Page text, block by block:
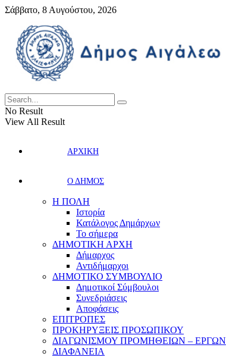
Σάββατο, 8 Αυγούστου, 2026
No Result
View All Result
ΑΡΧΙΚΗ
Ο ΔΗΜΟΣ
Η ΠΟΛΗ
Ιστορία
Κατάλογος Δημάρχων
Το σήμερα
ΔΗΜΟΤΙΚΗ ΑΡΧΗ
Δήμαρχος
Αντιδήμαρχοι
ΔΗΜΟΤΙΚΟ ΣΥΜΒΟΥΛΙΟ
Δημοτικοί Σύμβουλοι
Συνεδριάσεις
Αποφάσεις
ΕΠΙΤΡΟΠΕΣ
ΠΡΟΚΗΡΥΞΕΙΣ ΠΡΟΣΩΠΙΚΟΥ
ΔΙΑΓΩΝΙΣΜΟΥ ΠΡΟΜΗΘΕΙΩΝ – ΕΡΓΩΝ
ΔΙΑΦΑΝΕΙΑ